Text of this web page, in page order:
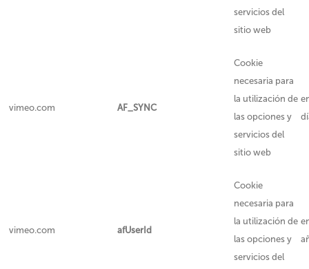
servicios del
sitio web
vimeo.com AF_SYNC
Cookie
necesaria para
la utilización de
las opciones y
servicios del
sitio web
vimeo.com afUserId
Cookie
necesaria para
la utilización de
las opciones y
servicios del